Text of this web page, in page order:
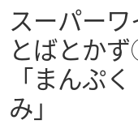
スーパー
とばとか
「まんぷ
み」